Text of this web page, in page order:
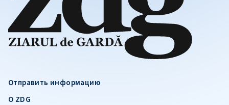
Отправить информацию
О ZDG